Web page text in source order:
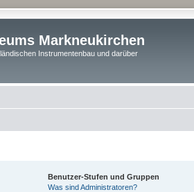
Markneukirchen
Instrumentenbau und darüber
Benutzer-Stufen und Gruppen
Was sind Administratoren?